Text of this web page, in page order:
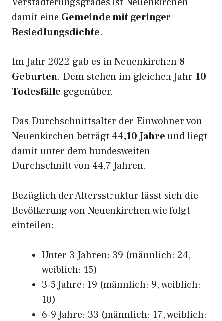
damit eine Gemeinde mit geringer
Besiedlungsdichte.
Im Jahr 2022 gab es in Neuenkirchen 8
Geburten. Dem stehen im gleichen Jahr 10
Todesfälle gegenüber.
Das Durchschnittsalter der Einwohner von
Neuenkirchen beträgt 44,10 Jahre und liegt
damit unter dem bundesweiten
Durchschnitt von 44,7 Jahren.
Bezüglich der Altersstruktur lässt sich die
Bevölkerung von Neuenkirchen wie folgt
einteilen:
Unter 3 Jahren: 39 (männlich: 24,
weiblich: 15)
3-5 Jahre: 19 (männlich: 9, weiblich:
10)
6-9 Jahre: 33 (männlich: 17, weiblich: